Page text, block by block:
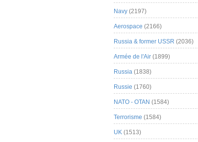
Navy (2197)
Aerospace (2166)
Russia & former USSR (2036)
Armée de l'Air (1899)
Russia (1838)
Russie (1760)
NATO - OTAN (1584)
Terrorisme (1584)
UK (1513)